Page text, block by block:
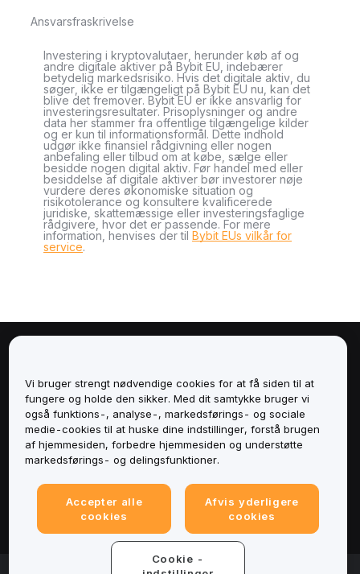
Ansvarsfraskrivelse
Investering i kryptovalutaer, herunder køb af og
andre digitale aktiver på Bybit EU, indebærer
betydelig markedsrisiko. Hvis det digitale aktiv, du
søger, ikke er tilgængeligt på Bybit EU nu, kan det
blive det fremover. Bybit EU er ikke ansvarlig for
investeringsresultater. Prisoplysninger og andre
data her stammer fra offentlige tilgængelige kilder
og er kun til informationsformål. Dette indhold
udgør ikke finansiel rådgivning eller nogen
anbefaling eller tilbud om at købe, sælge eller
besidde nogen digital aktiv. Før handel med eller
besiddelse af digitale aktiver bør investorer nøje
vurdere deres økonomiske situation og
risikotolerance og konsultere kvalificerede
juridiske, skattemæssige eller investeringsfaglige
rådgivere, hvor det er passende. For mere
information, henvises der til Bybit EUs vilkår for
service.
Tjenester
Support
Juridisk
Vi bruger strengt nødvendige cookies for at få siden til at
fungere og holde den sikker. Med dit samtykke bruger vi
også funktions-, analyse-, markedsførings- og sociale
medie-cookies til at huske dine indstillinger, forstå brugen
af hjemmesiden, forbedre hjemmesiden og understøtte
markedsførings- og delingsfunktioner.
Accepter alle
cookies
Afvis yderligere
cookies
Cookie -